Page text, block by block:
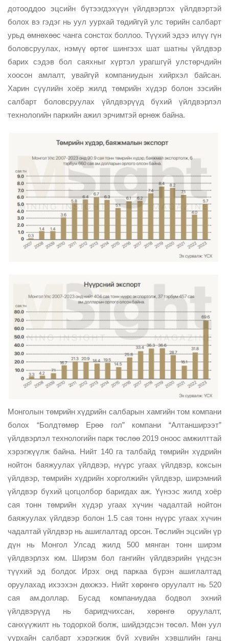
дотооддоо эцсийн бүтээгдэхүүн үйлдвэрлэх үйлдвэртэй
болох вэ гэдэг нь уул уурхай төдийгүй улс төрийн салбарт
урьд өмнөхөөс чанга сонстох боллоо. Түүхий эдээ илүү гүн
боловсруулах, нэмүү өртөг шингээх шат шатны үйлдвэр
барих сэдэв бол саяхныг хүртэл урагшгүй улстөрчдийн
хоосон амлалт, увайгүй компаниудын хийрхэл байсан.
Харин сүүлийн хоёр жилд төмрийн хүдэр болон зэсийн
салбарт боловсруулах үйлдвэрүүд бүхий үйлдвэрлэл
технологийн паркийн ажил эрчимтэй өрнөж байна.
Монголын төмрийн хүдрийн салбарын хамгийн том компани
болох “Болдтөмөр Ерөө гол” компани “Алтанширээт”
үйлдвэрлэл технологийн парк төслөө 2019 оноос амжилттай
хэрэгжүүлж байна. Нийт 140 га талбайд төмрийн хүдрийн
нойтон баяжуулах үйлдвэр, нүүрс угаах үйлдвэр, коксын
үйлдвэр, төмрийн хүдрийн хорголжийн үйлдвэр, ширэмний
үйлдвэр бүхий цогцолбор баригдах аж. Үүнээс жилд хоёр
сая тонн төмрийн хүдэр угаах хүчин чадалтай нойтон
баяжуулах үйлдвэр болон 1.5 сая тонн нүүрс угаах хүчин
чадалтай үйлдвэр нь ашиглалтад орсон. Төслийн эцсийн үр
дүн нь Монгол Улсад жилд 500 мянган тонн ширэм
үйлдвэрлэх юм. Ширэм бол гангийн үйлдвэрийн үндсэн
түүхий эд болдог. Ирэх онд паркаа бүрэн ашиглалтад
оруулахад ихээхэн дөхжээ. Нийт хөрөнгө оруулалт нь 520
сая ам.доллар. Бусад компаниудаа бодвол эхний
үйлдвэрүүд нь баригдчихсан, хөрөнгө оруулалт,
санхүүжилт нь тодорхой болж, шийдэгдсэн төсөл. Мөн уул
уурхайн салбарт хэрэгжиж буй хувийн хэвшлийн ганц